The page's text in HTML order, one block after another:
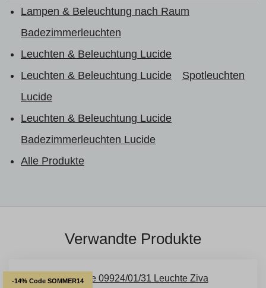
Lampen & Beleuchtung nach Raum
Badezimmerleuchten
Leuchten & Beleuchtung Lucide
Leuchten & Beleuchtung Lucide
Spotleuchten
Lucide
Leuchten & Beleuchtung Lucide
Badezimmerleuchten Lucide
Alle Produkte
Verwandte Produkte
-14% Code SOMMER14